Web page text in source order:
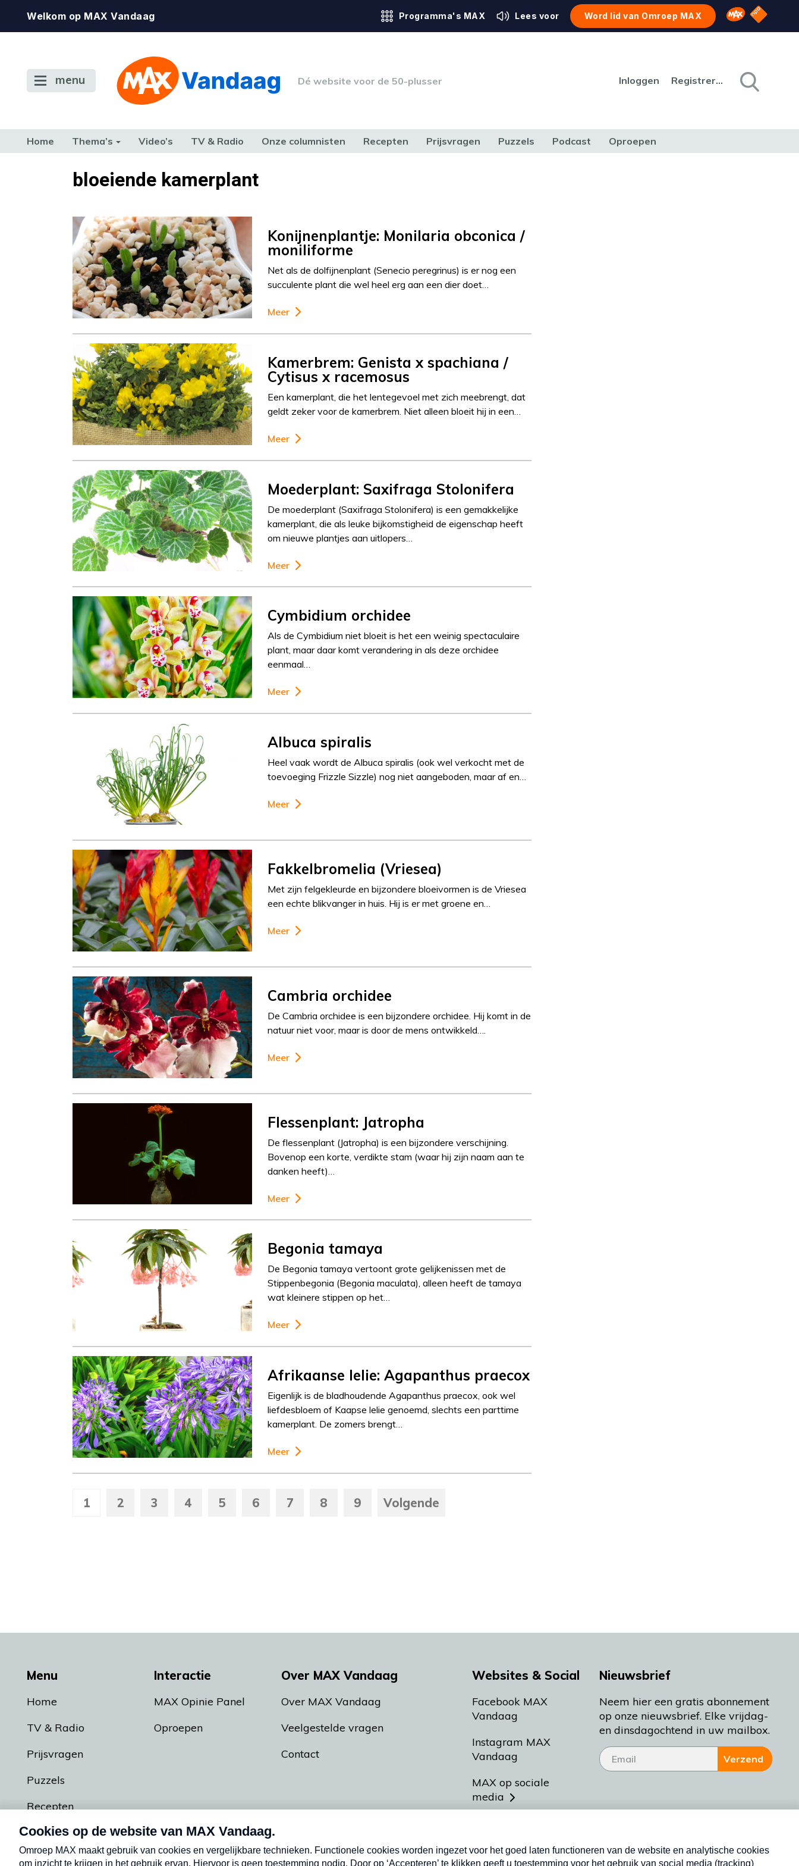
Welkom op MAX Vandaag Programma's MAX Lees voor Word lid van Omroep MAX Omroep MAX
NPO
menu Dé website voor de 50-plusser Inloggen Registreren
Home Thema’s Video’s TV & Radio Onze columnisten Recepten Prijsvragen Puzzels Podcast Oproepen
TERUG NAAR TOENbloeiende kamerplant
Konijnenplantje: Monilaria obconica /
moniliforme
Net als de dolfijnenplant (Senecio peregrinus) is er nog een
succulente plant die wel heel erg aan een dier doet…
Meer
Kamerbrem: Genista x spachiana /
Cytisus x racemosus
Een kamerplant, die het lentegevoel met zich meebrengt, dat
geldt zeker voor de kamerbrem. Niet alleen bloeit hij in een…
Meer
Moederplant: Saxifraga Stolonifera
De moederplant (Saxifraga Stolonifera) is een gemakkelijke
kamerplant, die als leuke bijkomstigheid de eigenschap heeft
om nieuwe plantjes aan uitlopers…
Meer
Cymbidium orchidee
Als de Cymbidium niet bloeit is het een weinig spectaculaire
plant, maar daar komt verandering in als deze orchidee
eenmaal…
Meer
Albuca spiralis
Heel vaak wordt de Albuca spiralis (ook wel verkocht met de
toevoeging Frizzle Sizzle) nog niet aangeboden, maar af en…
Meer
Fakkelbromelia (Vriesea)
Met zijn felgekleurde en bijzondere bloeivormen is de Vriesea
een echte blikvanger in huis. Hij is er met groene en…
Meer
Cambria orchidee
De Cambria orchidee is een bijzondere orchidee. Hij komt in de
natuur niet voor, maar is door de mens ontwikkeld….
Meer
Flessenplant: Jatropha
De flessenplant (Jatropha) is een bijzondere verschijning.
Bovenop een korte, verdikte stam (waar hij zijn naam aan te
danken heeft)…
Meer
Begonia tamaya
De Begonia tamaya vertoont grote gelijkenissen met de
Stippenbegonia (Begonia maculata), alleen heeft de tamaya
wat kleinere stippen op het…
Meer
Afrikaanse lelie: Agapanthus praecox
Eigenlijk is de bladhoudende Agapanthus praecox, ook wel
liefdesbloem of Kaapse lelie genoemd, slechts een parttime
kamerplant. De zomers brengt…
Meer
1 2 3 4 5 6 7 8 9 Volgende
Menu
Home
TV & Radio
Prijsvragen
Puzzels
Recepten
Podcasts
Interactie
MAX Opinie Panel
Oproepen
Over MAX Vandaag
Over MAX Vandaag
Veelgestelde vragen
Contact
Websites & Social
Facebook MAX
Vandaag
Instagram MAX
Vandaag
MAX op sociale
media
Meldpunt Actueel
Nieuwsbrief
Neem hier een gratis abonnement
op onze nieuwsbrief. Elke vrijdag-
en dinsdagochtend in uw mailbox.
Verzend
Nieuwsbrief